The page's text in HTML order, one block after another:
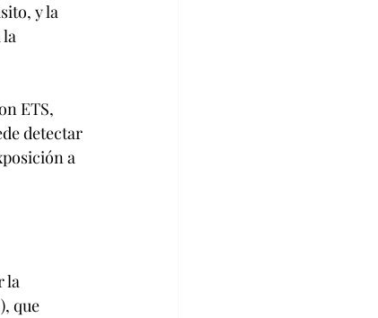
y la
la
ETS,
detectar
a
la
que